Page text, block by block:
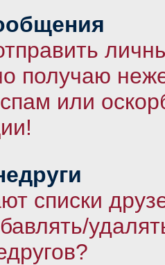
получаю
или
списки